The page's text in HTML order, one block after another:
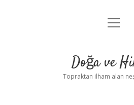
Anasayfa
Yasal
menüyü
Doğa ve
Topraktan ilham alan